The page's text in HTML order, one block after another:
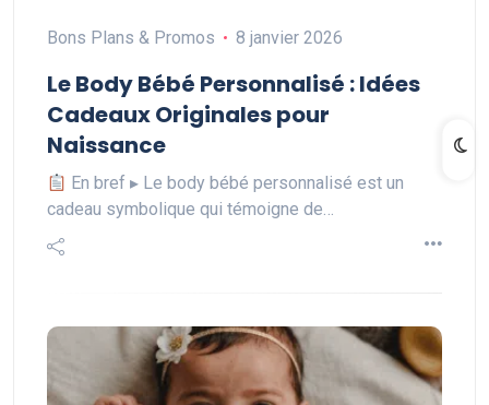
Bons Plans & Promos 8 janvier 2026
Le Body Bébé Personnalisé : Idées
Cadeaux Originales pour
Naissance
En bref ▸ Le body bébé personnalisé est un
cadeau symbolique qui témoigne de…